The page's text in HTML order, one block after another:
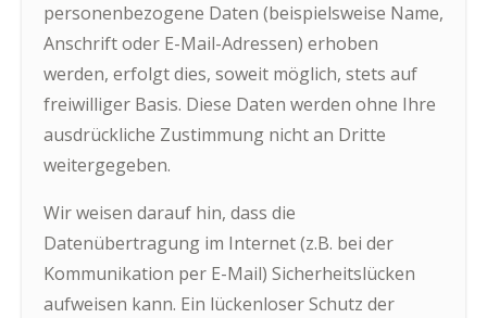
personenbezogene Daten (beispielsweise Name,
Anschrift oder E-Mail-Adressen) erhoben
werden, erfolgt dies, soweit möglich, stets auf
freiwilliger Basis. Diese Daten werden ohne Ihre
ausdrückliche Zustimmung nicht an Dritte
weitergegeben.
Wir weisen darauf hin, dass die
Datenübertragung im Internet (z.B. bei der
Kommunikation per E-Mail) Sicherheitslücken
aufweisen kann. Ein lückenloser Schutz der